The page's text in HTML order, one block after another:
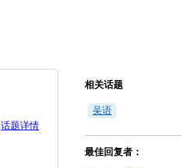
相关话题
吴语
最佳回复者：
话题详情